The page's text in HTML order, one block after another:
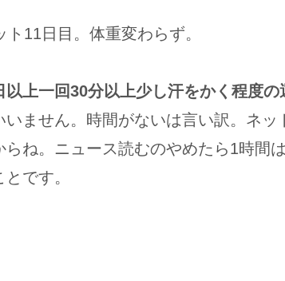
11日目。体重変わらず。
以上一回30分以上少し汗をかく程度の
いません。時間がないは言い訳。ネッ
らね。ニュース読むのやめたら1時間
です。